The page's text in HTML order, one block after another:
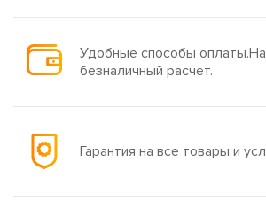
Удобные способы
безналичный расчёт.
Гарантия на все товары и